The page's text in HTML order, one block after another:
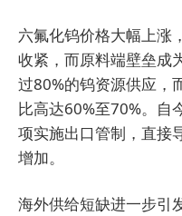
六氟化钨价格大幅上涨
收紧，而原料端壁垒成
过80%的钨资源供应，
比高达60%至70%。自
项实施出口管制，直接
增加。
海外供给短缺进一步引